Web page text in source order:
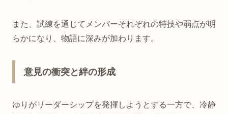
また、試練を通じてメンバーそれぞれの特技や弱点が明
らかになり、物語に深みが加わります。
意見の衝突と絆の形成
ゆりがリーダーシップを発揮しようとする一方で、冷静